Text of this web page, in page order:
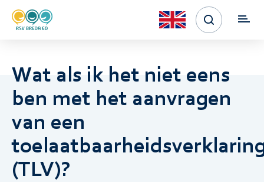
Wat als ik het niet eens
ben met het aanvragen
van een
(TLV)?